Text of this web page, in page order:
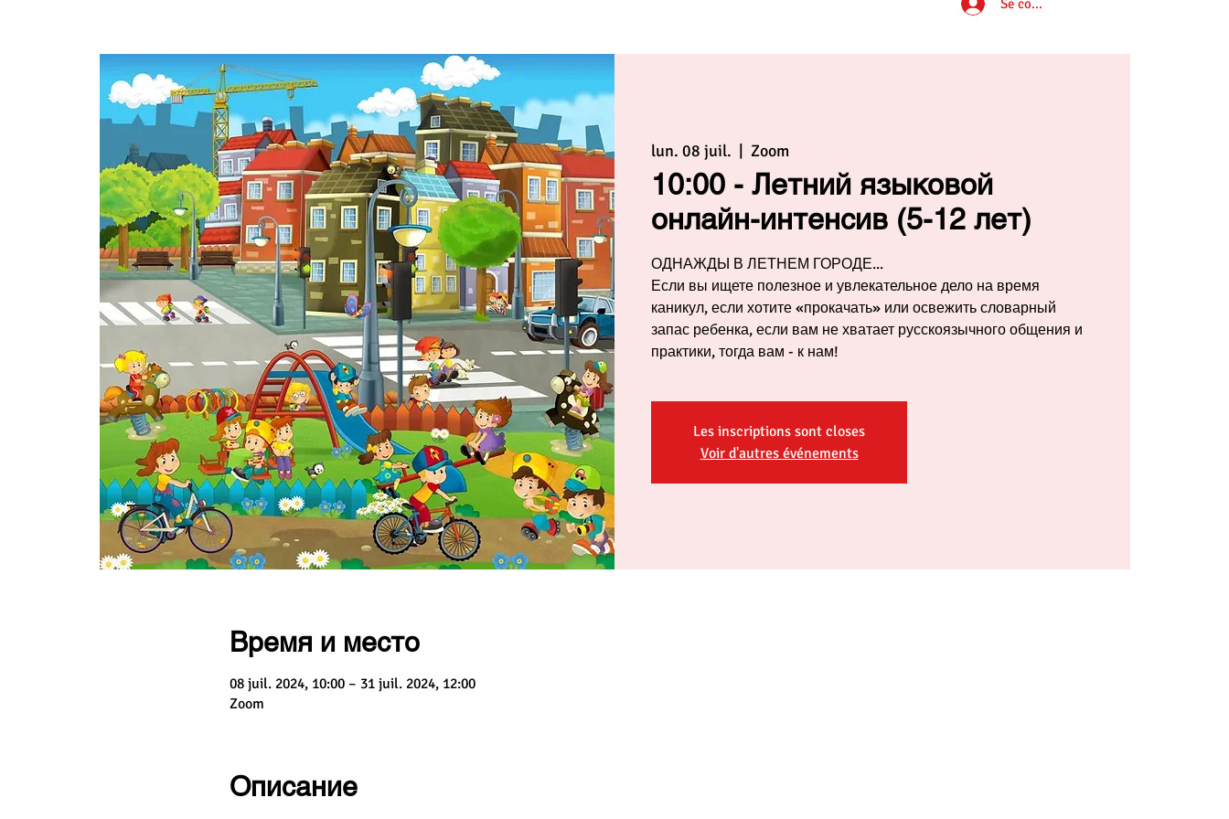
lun. 08 juil. Zoom
10:00 - Летний языковой
онлайн-интенсив (5-12 лет)
ОДНАЖДЫ В ЛЕТНЕМ ГОРОДЕ...
Если вы ищете полезное и увлекательное дело на время
каникул, если хотите «прокачать» или освежить словарный
запас ребенка, если вам не хватает русскоязычного общения и
практики, тогда вам - к нам!
Les inscriptions sont closes
Voir d'autres événements
Время и место
08 juil. 2024, 10:00 – 31 juil. 2024, 12:00
Zoom
Описание